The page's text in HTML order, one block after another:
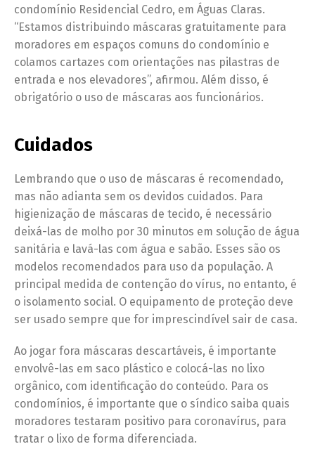
condomínio Residencial Cedro, em Águas Claras.
“Estamos distribuindo máscaras gratuitamente para
moradores em espaços comuns do condomínio e
colamos cartazes com orientações nas pilastras de
entrada e nos elevadores”, afirmou. Além disso, é
obrigatório o uso de máscaras aos funcionários.
Cuidados
Lembrando que o uso de máscaras é recomendado,
mas não adianta sem os devidos cuidados. Para
higienização de máscaras de tecido, é necessário
deixá-las de molho por 30 minutos em solução de água
sanitária e lavá-las com água e sabão. Esses são os
modelos recomendados para uso da população. A
principal medida de contenção do vírus, no entanto, é
o isolamento social. O equipamento de proteção deve
ser usado sempre que for imprescindível sair de casa.
Ao jogar fora máscaras descartáveis, é importante
envolvê-las em saco plástico e colocá-las no lixo
orgânico, com identificação do conteúdo. Para os
condomínios, é importante que o síndico saiba quais
moradores testaram positivo para coronavírus, para
tratar o lixo de forma diferenciada.